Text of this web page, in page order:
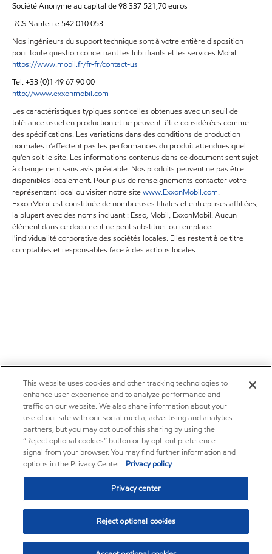
Société Anonyme au capital de 98 337 521,70 euros
RCS Nanterre 542 010 053
Nos ingénieurs du support technique sont à votre entière disposition
pour toute question concernant les lubrifiants et les services Mobil:
https://www.mobil.fr/fr-fr/contact-us
Tel. +33 (0)1 49 67 90 00
http://www.exxonmobil.com
Les caractéristiques typiques sont celles obtenues avec un seuil de
tolérance usuel en production et ne peuvent être considérées comme
des spécifications. Les variations dans des conditions de production
normales n’affectent pas les performances du produit attendues quel
qu’en soit le site. Les informations contenus dans ce document sont sujet
à changement sans avis préalable. Nos produits peuvent ne pas être
disponibles localement. Pour plus de renseignements contacter votre
représentant local ou visiter notre sitewww.ExxonMobil.com.
ExxonMobil est constituée de nombreuses filiales et entreprises affiliées,
la plupart avec des noms incluant : Esso, Mobil, ExxonMobil. Aucun
élément dans ce document ne peut substituer ou remplacer
l'individualité corporative des sociétés locales. Elles restent à ce titre
comptables et responsables face à des actions locales.
This website uses cookies and other tracking technologies to
enhance user experience and to analyze performance and
traffic on our website. We also share information about your
use of our site with our social media, advertising and analytics
partners, but you may opt out of this sharing by using the
“Reject optional cookies” button or by opt-out preference
signal from your browser. You may find further information and
options in the Privacy Center. Privacy policy
Privacy center
Reject optional cookies